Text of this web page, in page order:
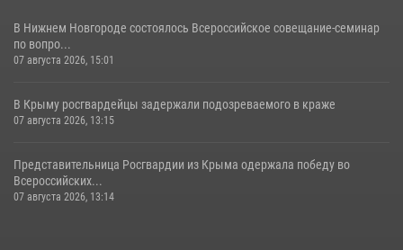
В Нижнем Новгороде состоялось Всероссийское совещание-семинар
по вопро...
07 августа 2026, 15:01
В Крыму росгвардейцы задержали подозреваемого в краже
07 августа 2026, 13:15
Представительница Росгвардии из Крыма одержала победу во
Всероссийских...
07 августа 2026, 13:14